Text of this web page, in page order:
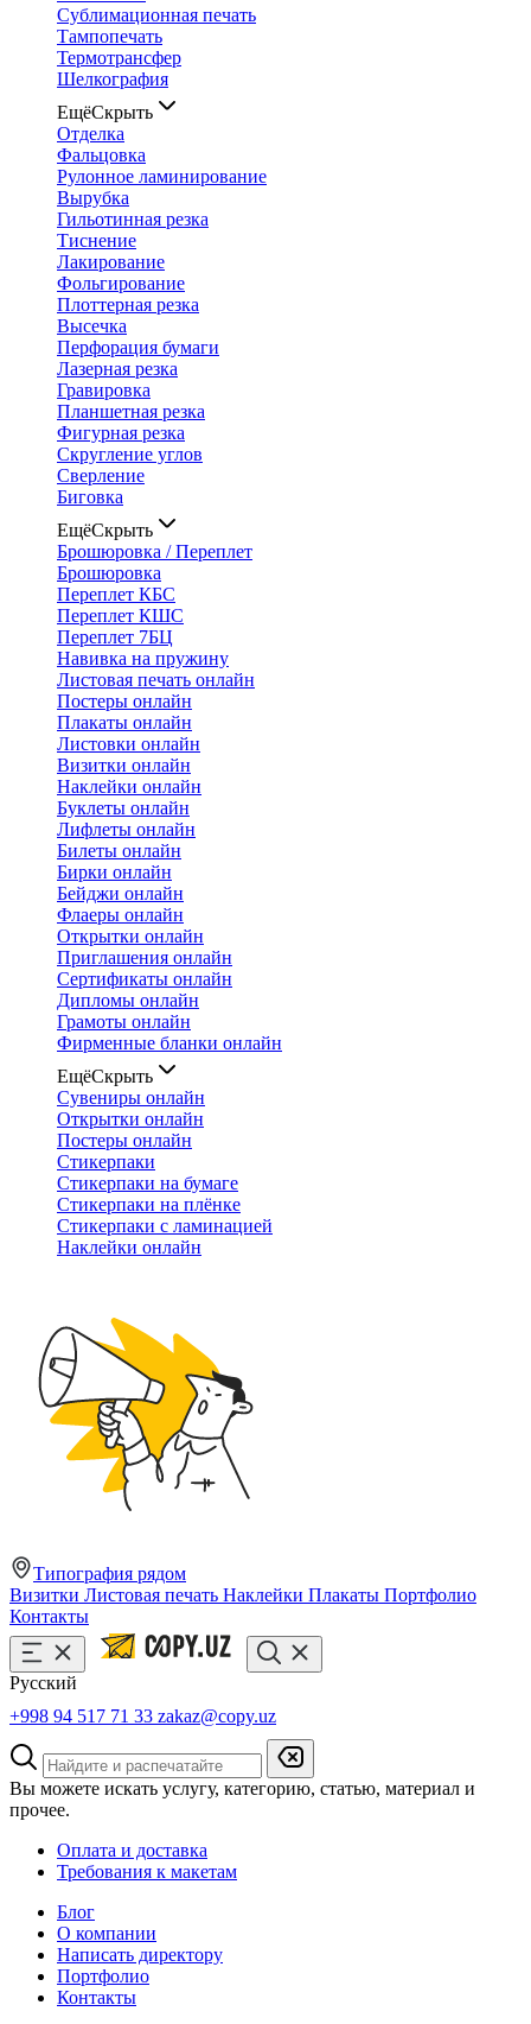
Сублимационная печать
Тампопечать
Термотрансфер
Шелкография
ЕщёСкрыть
Отделка
Фальцовка
Рулонное ламинирование
Вырубка
Гильотинная резка
Тиснение
Лакирование
Фольгирование
Плоттерная резка
Высечка
Перфорация бумаги
Лазерная резка
Гравировка
Планшетная резка
Фигурная резка
Скругление углов
Сверление
Биговка
ЕщёСкрыть
Брошюровка / Переплет
Брошюровка
Переплет КБС
Переплет КШС
Переплет 7БЦ
Навивка на пружину
Листовая печать онлайн
Постеры онлайн
Плакаты онлайн
Листовки онлайн
Визитки онлайн
Наклейки онлайн
Буклеты онлайн
Лифлеты онлайн
Билеты онлайн
Бирки онлайн
Бейджи онлайн
Флаеры онлайн
Открытки онлайн
Приглашения онлайн
Сертификаты онлайн
Дипломы онлайн
Грамоты онлайн
Фирменные бланки онлайн
ЕщёСкрыть
Сувениры онлайн
Открытки онлайн
Постеры онлайн
Стикерпаки
Стикерпаки на бумаге
Стикерпаки на плёнке
Стикерпаки с ламинацией
Наклейки онлайн
Типография рядом
Визитки Листовая печать Наклейки Плакаты Портфолио
Контакты
Русский
+998 94 517 71 33 zakaz@copy.uz
Вы можете искать услугу, категорию, статью, материал и
прочее.
Оплата и доставка
Требования к макетам
Блог
О компании
Написать директору
Портфолио
Контакты